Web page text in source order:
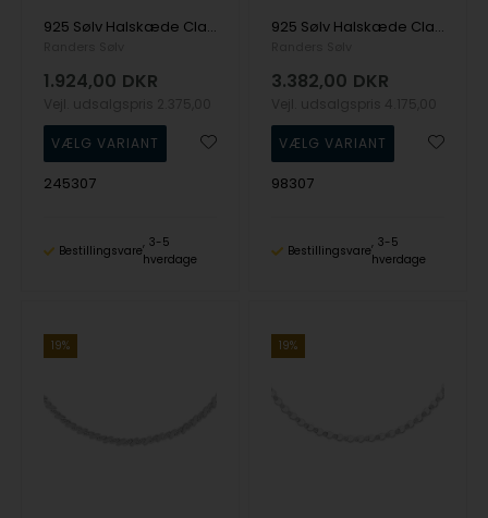
925 Sølv Halskæde Classic med Blank overflade fra Randers Sølv
1.924,00 DKR
245307
Bestillingsvare
3-5
hverdage
925 Sølv Halskæde Classic med Blank overflade fra Randers Sølv
3.382,00 DKR
98307
Bestillingsvare
3-5
hverdage
19% 19%